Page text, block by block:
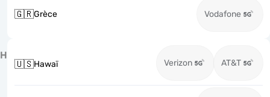
🇬🇷Grèce Vodafone
H
🇺🇸Hawaï Verizon AT&T